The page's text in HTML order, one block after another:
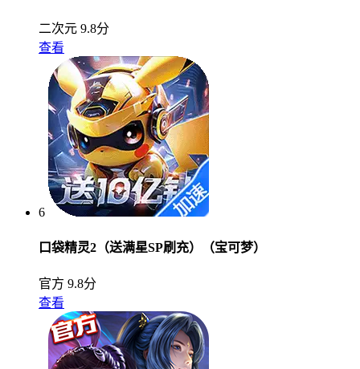
二次元 9.8分
查看
6
口袋精灵2（送满星SP刷充）（宝可梦）
官方 9.8分
查看